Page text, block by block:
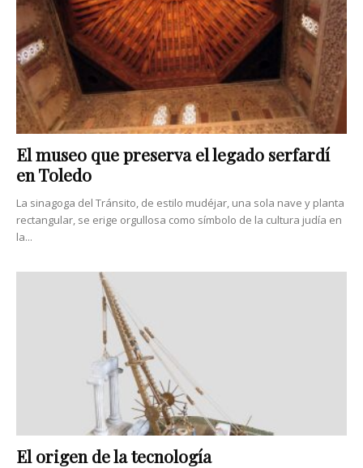
El museo que preserva el legado serfardí
en Toledo
La sinagoga del Tránsito, de estilo mudéjar, una sola nave y planta
rectangular, se erige orgullosa como símbolo de la cultura judía en
la...
El origen de la tecnología